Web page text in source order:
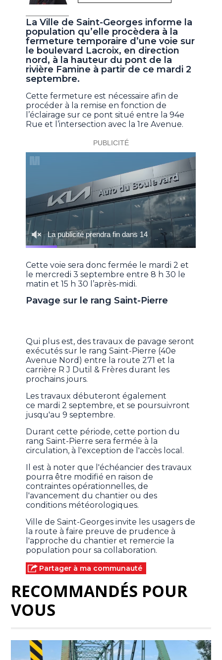
La Ville de Saint-Georges informe la
population qu’elle procèdera à la
fermeture temporaire d’une voie sur
le boulevard Lacroix, en direction
nord, à la hauteur du pont de la
rivière Famine à partir de ce mardi 2
septembre.
Cette fermeture est nécessaire afin de
procéder à la remise en fonction de
l’éclairage sur ce pont situé entre la 94e
Rue et l’intersection avec la 1re Avenue.
Cette voie sera donc fermée le mardi 2 et
le mercredi 3 septembre entre 8 h 30 le
matin et 15 h 30 l’après-midi.
Pavage sur le rang Saint-Pierre
Qui plus est, des travaux de pavage seront
exécutés sur le rang Saint-Pierre (40e
Avenue Nord) entre la route 271 et la
carrière R J Dutil & Frères durant les
prochains jours.
Les travaux débuteront également
ce mardi 2 septembre, et se poursuivront
jusqu'au 9 septembre.
Durant cette période, cette portion du
rang Saint-Pierre sera fermée à la
circulation, à l'exception de l'accès local.
Il est à noter que l'échéancier des travaux
pourra être modifié en raison de
contraintes opérationnelles, de
l'avancement du chantier ou des
conditions météorologiques.
Ville de Saint-Georges invite les usagers de
la route à faire preuve de prudence à
l'approche du chantier et remercie la
population pour sa collaboration.
Partager à ma communauté
RECOMMANDÉS POUR
VOUS